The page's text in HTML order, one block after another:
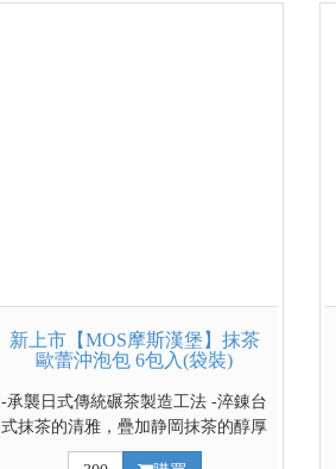
新上市【MOS摩斯漢堡】抹茶
歐蕾沖泡包 6包入(袋裝)
-承襲日式傳統碾茶製造工法 -淬錬台
式抹茶的清雅，疊加静岡抹茶的醇厚
底蘊 -獨特的台日雙茶配方，勾勒出